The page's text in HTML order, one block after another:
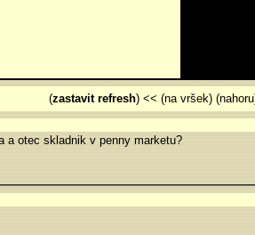
(zastavit refresh) << (na vršek)
a otec skladnik v penny marketu?